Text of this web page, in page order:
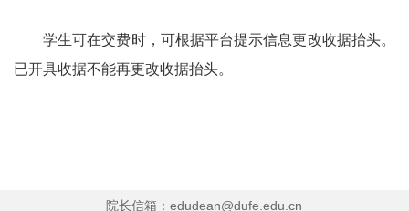
学生可在交费时，可根据平台提示信息更改收据抬头。
已开具收据不能再更改收据抬头。
院长信箱：edudean@dufe.edu.cn